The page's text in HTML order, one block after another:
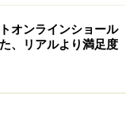
オンラインショール
、リアルより満足度